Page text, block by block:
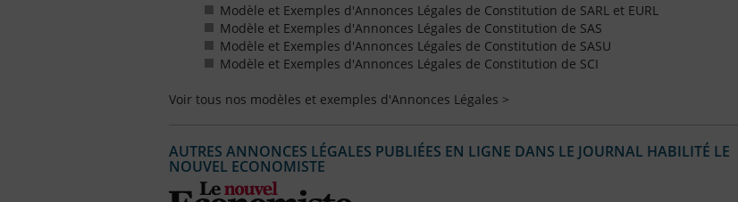
Modèle et Exemples d'Annonces Légales de Constitution de SARL et EURL
Modèle et Exemples d'Annonces Légales de Constitution de SAS
Modèle et Exemples d'Annonces Légales de Constitution de SASU
Modèle et Exemples d'Annonces Légales de Constitution de SCI
Voir tous nos modèles et exemples d'Annonces Légales >
AUTRES ANNONCES LÉGALES PUBLIÉES EN LIGNE DANS LE JOURNAL HABILITÉ LE
NOUVEL ECONOMISTE